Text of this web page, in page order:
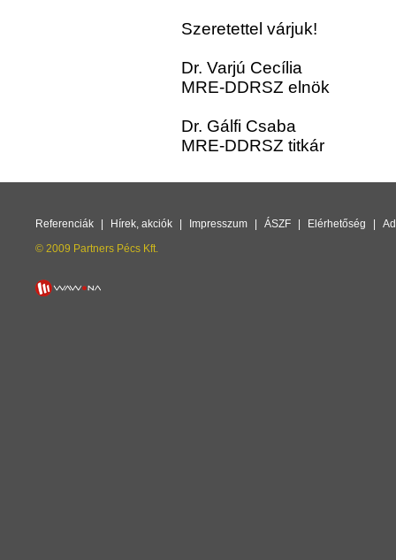
Szeretettel várjuk!
Dr. Varjú Cecília
MRE-DDRSZ elnök
Dr. Gálfi Csaba
MRE-DDRSZ titkár
Referenciák Hírek, akciók Impresszum ÁSZF Elérhetőség
© 2009 Partners Pécs Kft.